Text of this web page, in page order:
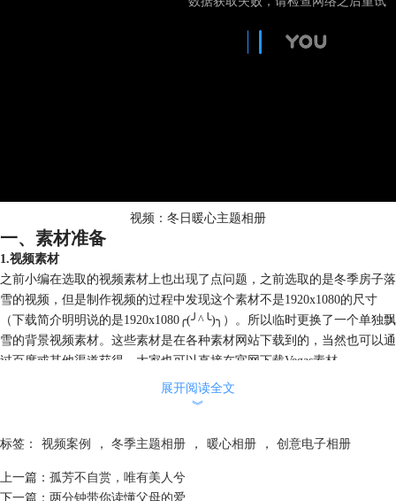
视频：冬日暖心主题相册
一、素材准备
1.视频素材
之前小编在选取的视频素材上也出现了点问题，之前选取的是冬季房子落
雪的视频，但是制作视频的过程中发现这个素材不是1920x1080的尺寸
（下载简介明明说的是1920x1080╭(╯^╰)╮）。所以临时更换了一个单独飘
雪的背景视频素材。这些素材是在各种素材网站下载到的，当然也可以通
过百度或其他渠道获得，大家也可以直接在官网下载Vegas素材
展开阅读全文
︾
标签： 视频案例 ， 冬季主题相册 ， 暖心相册 ， 创意电子相册
上一篇： 孤芳不自赏，唯有美人兮
下一篇： 两分钟带你读懂父母的爱